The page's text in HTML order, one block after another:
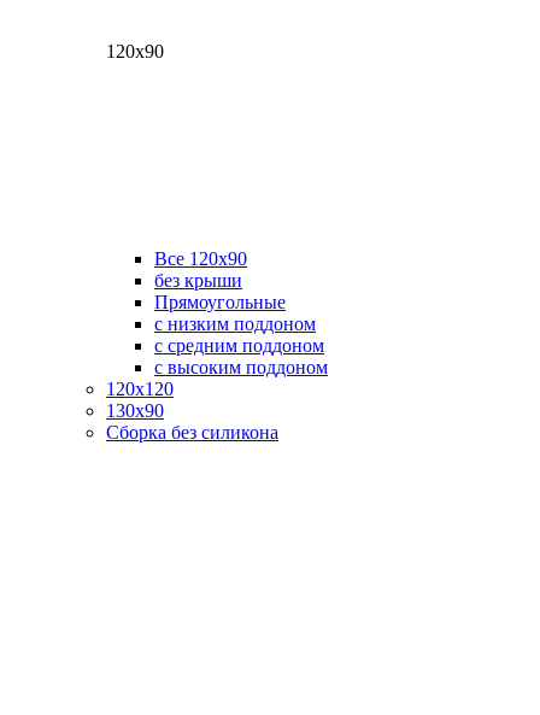
120х90
Все 120х90
без крыши
Прямоугольные
с низким поддоном
с средним поддоном
с высоким поддоном
120х120
130х90
Сборка без силикона